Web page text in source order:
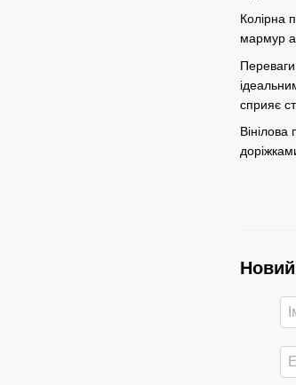
Колірна
мармур
Переваги
сприяє